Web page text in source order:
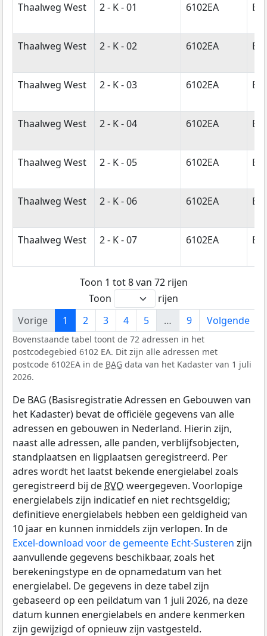
Thaalweg West
2 - K - 01 6102EA
Thaalweg West 2 - K - 02 6102EA
Thaalweg West 2 - K - 03 6102EA
Thaalweg West 2 - K - 04 6102EA
Thaalweg West 2 - K - 05 6102EA
Thaalweg West 2 - K - 06 6102EA
Thaalweg West 2 - K - 07 6102EA
Toon 1 tot 8 van 72 rijen
Toon
rijen
Vorige
1 2 3 4 5 … 9 Volgende
Bovenstaande tabel toont de 72 adressen in het
postcodegebied 6102 EA. Dit zijn alle adressen met
postcode 6102EA in de BAG data van het Kadaster van 1 juli
2026.
De BAG (Basisregistratie Adressen en Gebouwen van
het Kadaster) bevat de officiële gegevens van alle
adressen en gebouwen in Nederland. Hierin zijn,
naast alle adressen, alle panden, verblijfsobjecten,
standplaatsen en ligplaatsen geregistreerd. Per
adres wordt het laatst bekende energielabel zoals
geregistreerd bij de RVO weergegeven. Voorlopige
energielabels zijn indicatief en niet rechtsgeldig;
definitieve energielabels hebben een geldigheid van
10 jaar en kunnen inmiddels zijn verlopen. In de
Excel-download voor de gemeente Echt-Susteren zijn
aanvullende gegevens beschikbaar, zoals het
berekeningstype en de opnamedatum van het
energielabel. De gegevens in deze tabel zijn
gebaseerd op een peildatum van 1 juli 2026, na deze
datum kunnen energielabels en andere kenmerken
zijn gewijzigd of opnieuw zijn vastgesteld.